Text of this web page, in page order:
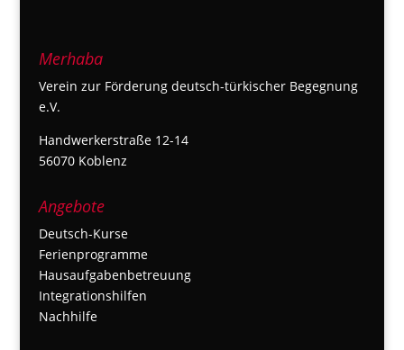
Merhaba
Verein zur Förderung deutsch-türkischer Begegnung
e.V.
Handwerkerstraße 12-14
56070 Koblenz
Angebote
Deutsch-Kurse
Ferienprogramme
Hausaufgabenbetreuung
Integrationshilfen
Nachhilfe